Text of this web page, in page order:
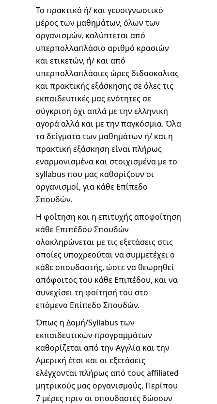
Το πρακτικό ή/ και γευσιγνωστικό
μέρος των μαθημάτων, όλων των
οργανισμών, καλύπτεται από
υπερπολλαπλάσιο αριθμό κρασιών
και ετικετών, ή/ και από
υπερπολλαπλάσιες ώρες διδασκαλιας
και πρακτικής εξάσκησης σε όλες τις
εκπαιδευτικές μας ενότητες σε
σύγκριση όχι απλά με την ελληνική
αγορά αλλά και με την παγκόσμια. Όλα
τα δείγματα των μαθημάτων ή/ και η
πρακτική εξάσκηση είναι πλήρως
εναρμονισμένα και στοιχισμένα με το
syllabus που μας καθορίζουν οι
οργανισμοί, για κάθε Επίπεδο
Σπουδών.
Η φοίτηση και η επιτυχής αποφοίτηση
κάθε Επιπέδου Σπουδών
ολοκληρώνεται με τις εξετάσεις στις
οποίες υποχρεούται να συμμετέχει ο
κά8ε σπουδαστής, ώστε να θεωρηθεί
απόφοιτος του κάθε Επιπέδου, και να
συνεχίσει τη φοίτησή του στο
επόμενο Επίπεδο Σπουδών.
Όπως η Δομή/Syllabus των
εκπαιδευτικών προγραμμάτων
καθορίζεται από την Αγγλία και την
Αμερική έτσι και οι εξετάσεις
ελέγχονται πλήρως από τους affiliated
μητρικούς μας οργανισμούς. Περίπου
7 μέρες πριν οι σπουδαστές δώσουν